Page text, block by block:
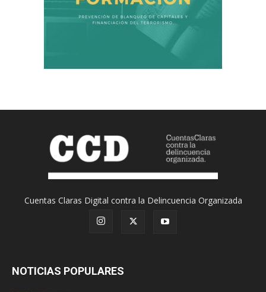
Cuentas Claras Digital contra la Delincuencia Organizada
NOTICIAS POPULARES